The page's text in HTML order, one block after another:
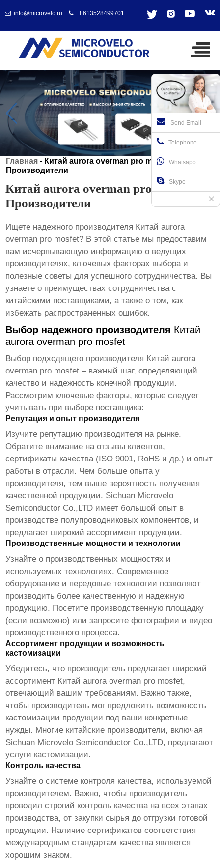
info@microvelo.ru +8613528499701
Главная - Китай aurora overman pro mosfet
Производители
Китай aurora overman pro mosfet
Производители
Ищете надежного производителя Китай aurora
overman pro mosfet? В этой статье мы предоставим
вам исчерпывающую информацию о ведущих
производителях, ключевых факторах выбора и
полезные советы для успешного сотрудничества. Вы
узнаете о преимуществах сотрудничества с
китайскими поставщиками, а также о том, как
избежать распространенных ошибок.
Выбор надежного производителя Китай
aurora overman pro mosfet
Выбор подходящего производителя Китай aurora
overman pro mosfet – важный шаг, определяющий
качество и надежность конечной продукции.
Рассмотрим ключевые факторы, которые следует
учитывать при выборе поставщика:
Репутация и опыт производителя
Изучите репутацию производителя на рынке.
Обратите внимание на отзывы клиентов,
сертификаты качества (ISO 9001, RoHS и др.) и опыт
работы в отрасли. Чем больше опыта у
производителя, тем выше вероятность получения
качественной продукции. Sichuan Microvelo
Semiconductor Co.,LTD имеет большой опыт в
производстве полупроводниковых компонентов, и
предлагает широкий ассортимент продукции.
Производственные мощности и технологии
Узнайте о производственных мощностях и
используемых технологиях. Современное
оборудование и передовые технологии позволяют
производить более качественную и надежную
продукцию. Посетите производственную площадку
(если возможно) или запросите фотографии и видео
производственного процесса.
Ассортимент продукции и возможность
кастомизации
Убедитесь, что производитель предлагает широкий
ассортимент Китай aurora overman pro mosfet,
отвечающий вашим требованиям. Важно также,
чтобы производитель мог предложить возможность
кастомизации продукции под ваши конкретные
нужды. Многие китайские производители, включая
Sichuan Microvelo Semiconductor Co.,LTD, предлагают
услуги кастомизации.
Контроль качества
Узнайте о системе контроля качества, используемой
производителем. Важно, чтобы производитель
проводил строгий контроль качества на всех этапах
производства, от закупки сырья до отгрузки готовой
продукции. Наличие сертификатов соответствия
международным стандартам качества является
хорошим знаком.
Send Email
Telephone
Whatsapp
Skype